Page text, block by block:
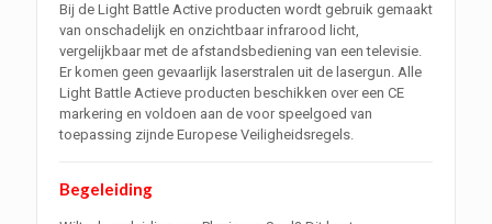
Bij de Light Battle Active producten wordt gebruik gemaakt
van onschadelijk en onzichtbaar infrarood licht,
vergelijkbaar met de afstandsbediening van een televisie.
Er komen geen gevaarlijk laserstralen uit de lasergun. Alle
Light Battle Actieve producten beschikken over een CE
markering en voldoen aan de voor speelgoed van
toepassing zijnde Europese Veiligheidsregels.
Begeleiding